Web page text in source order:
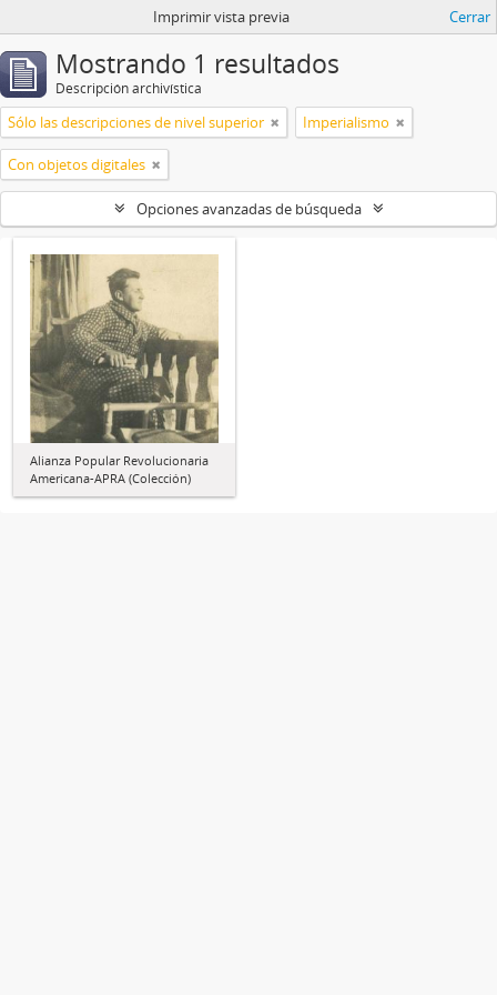
Imprimir vista previa Cerrar
Mostrando 1 resultados
Descripción archivística
Sólo las descripciones de nivel superior Imperialismo
Con objetos digitales
Opciones avanzadas de búsqueda
Alianza Popular Revolucionaria
Americana-APRA (Colección)